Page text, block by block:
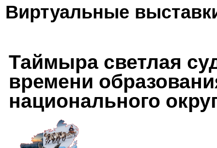
Виртуальные
Таймыра светлая
времени
национального